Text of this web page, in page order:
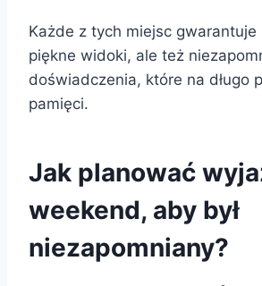
Każde z tych miejsc gwarantuje
piękne widoki, ale też
doświadczenia, które na długo
pamięci.
Jak planować
weekend, aby był
niezapomniany?